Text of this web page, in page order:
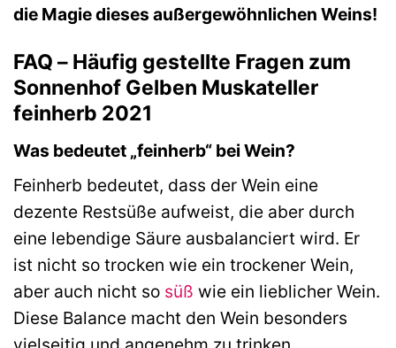
die Magie dieses außergewöhnlichen Weins!
FAQ – Häufig gestellte Fragen zum
Sonnenhof Gelben Muskateller
feinherb 2021
Was bedeutet „feinherb“ bei Wein?
Feinherb bedeutet, dass der Wein eine
dezente Restsüße aufweist, die aber durch
eine lebendige Säure ausbalanciert wird. Er
ist nicht so trocken wie ein trockener Wein,
aber auch nicht so süß wie ein lieblicher Wein.
Diese Balance macht den Wein besonders